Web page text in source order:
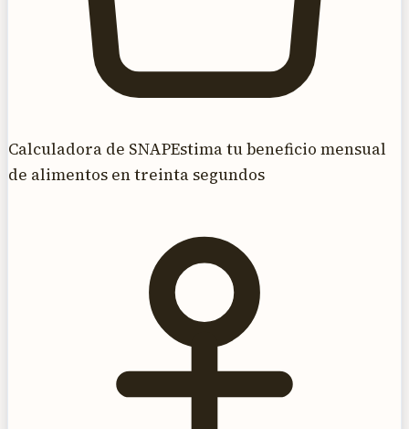
Calculadora de SNAPEstima tu beneficio mensual
de alimentos en treinta segundos